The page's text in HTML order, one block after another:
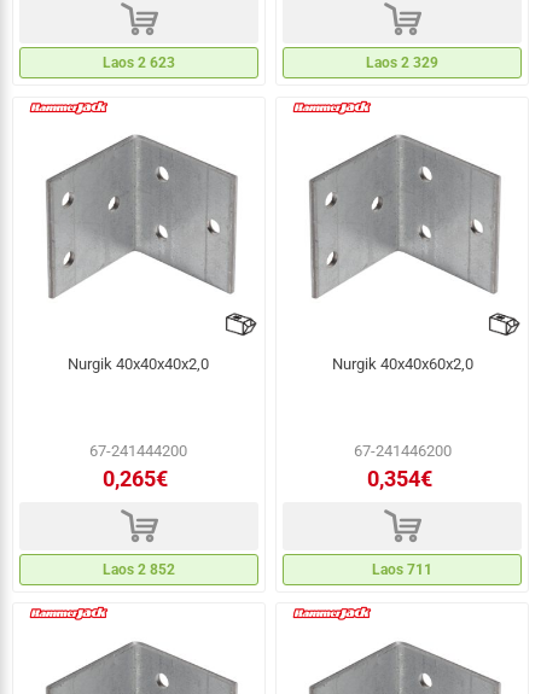
d
Laos 2 623
d
Laos 2 329
Nurgik 40x40x40x2,0
67-241444200
0,265€
d
Laos 2 852
Nurgik 40x40x60x2,0
67-241446200
0,354€
d
Laos 711